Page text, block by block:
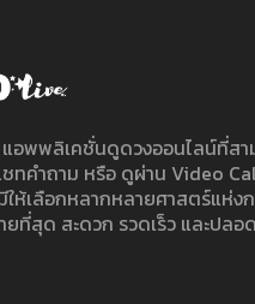
อพพลิเคชั่นดูดวงออนไลน์ที่ส
ชทคำถาม หรือ ดูผ่าน Video
ห้เลือกหลากหลายศาสตร์แห่ง
ยที่สุด สะดวก รวดเร็ว และปลอ